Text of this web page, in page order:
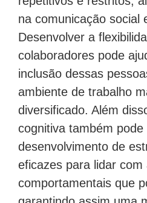
na comunicação social
Desenvolver a
colaboradores pode
inclusão dessas
ambiente de trabalho
diversificado. Além
cognitiva também
desenvolvimento de
eficazes para lidar com
comportamentais que
garantindo assim uma